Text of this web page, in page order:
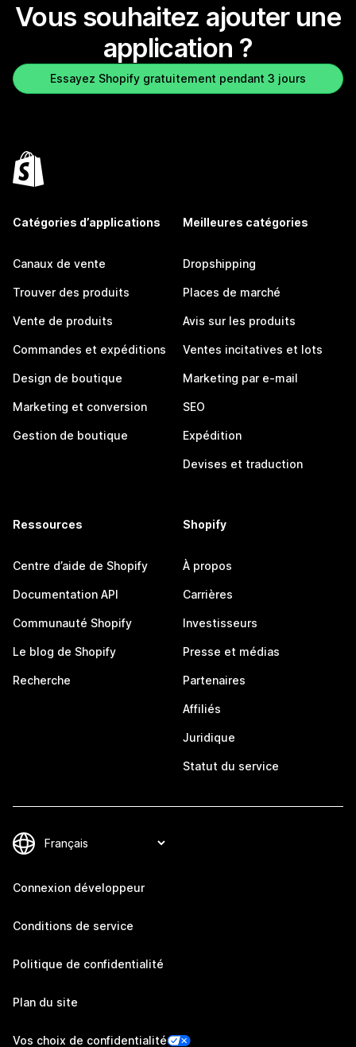
Vous souhaitez ajouter une
application ?
Essayez Shopify gratuitement pendant 3 jours
Catégories d’applications
Canaux de vente
Trouver des produits
Vente de produits
Commandes et expéditions
Design de boutique
Marketing et conversion
Gestion de boutique
Meilleures catégories
Dropshipping
Places de marché
Avis sur les produits
Ventes incitatives et lots
Marketing par e-mail
SEO
Expédition
Devises et traduction
Ressources
Centre d’aide de Shopify
Documentation API
Communauté Shopify
Le blog de Shopify
Recherche
Shopify
À propos
Carrières
Investisseurs
Presse et médias
Partenaires
Affiliés
Juridique
Statut du service
Connexion développeur
Conditions de service
Politique de confidentialité
Plan du site
Vos choix de confidentialité